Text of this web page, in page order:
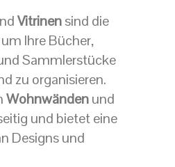
Vitrinensind die
Ihre Bücher,
Sammlerstücke
zu organisieren.
Wohnwändenund
und bietet eine
Designs und